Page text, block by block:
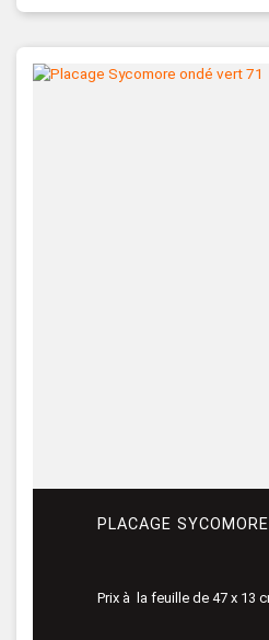
PLACAGE
Prix à la feuille de 47 x 13